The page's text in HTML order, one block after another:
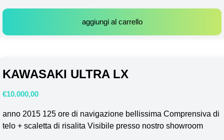
aggiungi al carrello
KAWASAKI ULTRA LX
€10.000,00
anno 2015 125 ore di navigazione bellissima Comprensiva di
telo + scaletta di risalita Visibile presso nostro showroom